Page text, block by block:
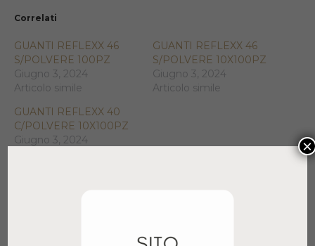
Correlati
GUANTI REFLEXX 46
S/POLVERE 100PZ
Giugno 3, 2024
Articolo simile
GUANTI REFLEXX 46
S/POLVERE 10X100PZ
Giugno 3, 2024
Articolo simile
GUANTI REFLEXX 40
C/POLVERE 10X100PZ
Giugno 3, 2024
×